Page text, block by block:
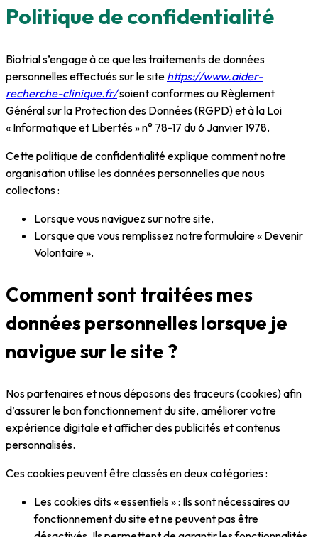
Politique de confidentialité
Biotrial s’engage à ce que les traitements de données
personnelles effectués sur le site https://www.aider-
recherche-clinique.fr/soient conformes au Règlement
Général sur la Protection des Données (RGPD) et à la Loi
« Informatique et Libertés » n° 78-17 du 6 Janvier 1978.
Cette politique de confidentialité explique comment notre
organisation utilise les données personnelles que nous
collectons :
Lorsque vous naviguez sur notre site,
Lorsque que vous remplissez notre formulaire « Devenir
Volontaire ».
Comment sont traitées mes
données personnelles lorsque je
navigue sur le site ?
Nos partenaires et nous déposons des traceurs (cookies) afin
d’assurer le bon fonctionnement du site, améliorer votre
expérience digitale et afficher des publicités et contenus
personnalisés.
Ces cookies peuvent être classés en deux catégories :
Les cookies dits « essentiels » : Ils sont nécessaires au
fonctionnement du site et ne peuvent pas être